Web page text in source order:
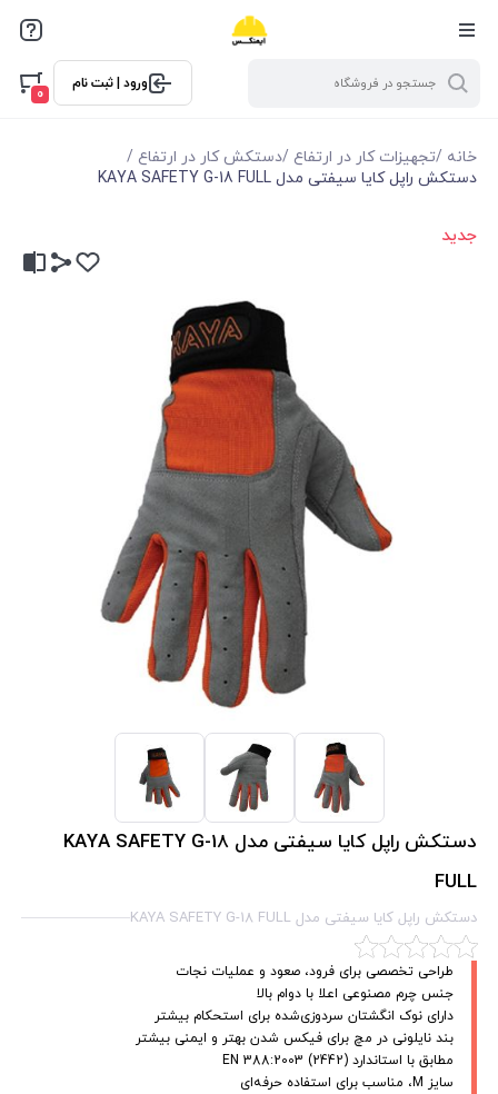
ورود | ثبت نام
0
خانه /تجهیزات کار در ارتفاع /دستکش کار در ارتفاع /
دستکش راپل کایا سیفتی مدل KAYA SAFETY G-18 FULL
جدید
دستکش راپل کایا سیفتی مدل KAYA SAFETY G-18
FULL
دستکش راپل کایا سیفتی مدل KAYA SAFETY G-18 FULL
طراحی تخصصی برای فرود، صعود و عملیات نجات
جنس چرم مصنوعی اعلا با دوام بالا
دارای نوک انگشتان سردوزی‌شده برای استحکام بیشتر
بند نایلونی در مچ برای فیکس شدن بهتر و ایمنی بیشتر
مطابق با استاندارد EN 388:2003 (2442)
سایز M، مناسب برای استفاده حرفه‌ای